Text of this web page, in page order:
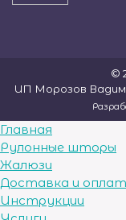
©
ИП Морозов Вадим
Главная
Рулонные шторы
Жалюзи
Доставка и
Инструкции